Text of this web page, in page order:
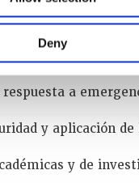
Deny
radiactivas en
a
y aplicación
y de